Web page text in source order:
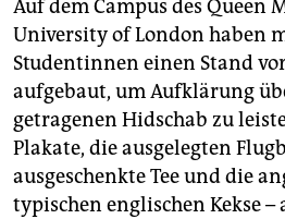
Auf dem Campus des Queen
University of London haben
Studentinnen einen Stand
aufgebaut, um Aufklärung
getragenen Hidschab zu
Plakate, die ausgelegten
ausgeschenkte Tee und die
typischen englischen Kekse –